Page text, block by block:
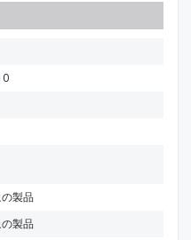
製品
製品